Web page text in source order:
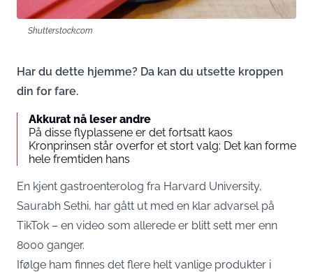
Shutterstock.com
Har du dette hjemme? Da kan du utsette kroppen
din for fare.
Akkurat nå leser andre
På disse flyplassene er det fortsatt kaos
Kronprinsen står overfor et stort valg: Det kan forme
hele fremtiden hans
En kjent gastroenterolog fra Harvard University,
Saurabh Sethi, har gått ut med en klar advarsel på
TikTok – en video som allerede er blitt sett mer enn
8000 ganger.
Ifølge ham finnes det flere helt vanlige produkter i